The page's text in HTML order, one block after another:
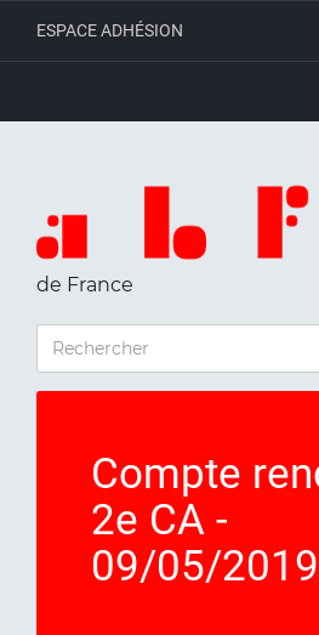
ESPACE ADHÉSION
de France
RECHERCHER
Compte
2e CA -
09/05/2019